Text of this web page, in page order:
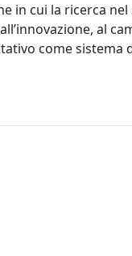
in cui la ricerca
al
come sistema